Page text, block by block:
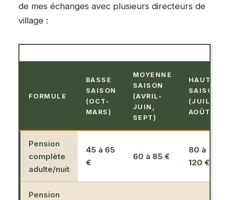
de mes échanges avec plusieurs directeurs de
village :
FORMULE
BASSE
SAISON
(OCT-
MARS)
MOYENNE
SAISON
(AVRIL-
JUIN,
SEPT)
HAUTE
SAISON
(JUIL-
AOÛT)
Pension
complète
adulte/nuit
45 à 65
€
60 à 85 €
80 à
120 €
Pension